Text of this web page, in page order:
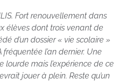
Fort renouvellement dans
élèves dont trois venant de
d’un dossier « vie scolaire »
l’an dernier. Une
lourde mais l’expérience de ce
jouer à plein. Reste qu’un